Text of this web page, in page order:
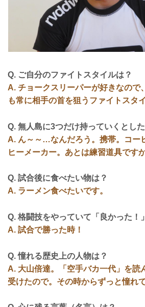
Q. ご自分のファイトスタイルは？
A. チョークスリーパーが好きなので
も常に相手の首を狙うファイトスタ
Q. 無人島に3つだけ持っていくとし
A. ん～～…なんだろう。携帯。コー
ヒーメーカー。あとは練習道具です
Q. 試合後に食べたい物は？
A. ラーメン食べたいです。
Q. 格闘技をやっていて「良かった！
A. 試合で勝った時！
Q. 憧れる歴史上の人物は？
A. 大山倍達。「空手バカ一代」を読
受けたので。その時からずっと憧れ